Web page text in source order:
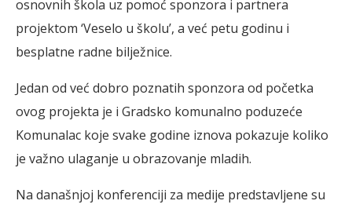
osnovnih škola uz pomoć sponzora i partnera
projektom ‘Veselo u školu’, a već petu godinu i
besplatne radne bilježnice.
Jedan od već dobro poznatih sponzora od početka
ovog projekta je i Gradsko komunalno poduzeće
Komunalac koje svake godine iznova pokazuje koliko
je važno ulaganje u obrazovanje mladih.
Na današnjoj konferenciji za medije predstavljene su